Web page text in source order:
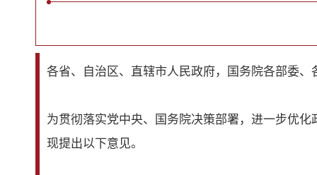
各省、自治区、直辖市人民政府，国务院各部委、
为贯彻落实党中央、国务院决策部署，进一步优
现提出以下意见。